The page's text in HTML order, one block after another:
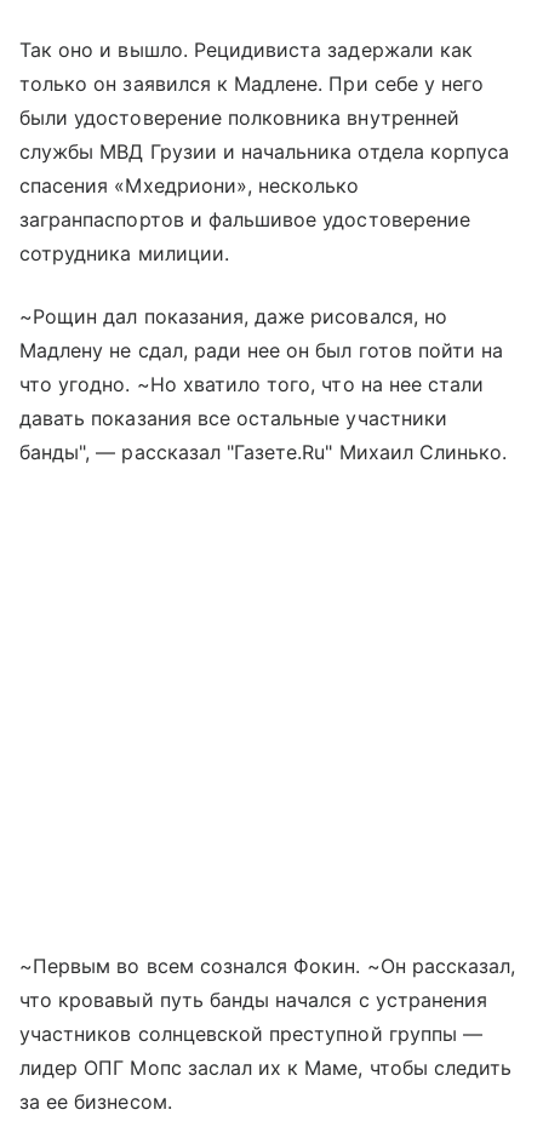
Так оно и вышло. Рецидивиста задержали как
только он заявился к Мадлене. При себе у него
были удостоверение полковника внутренней
службы МВД Грузии и начальника отдела корпуса
спасения «Мхедриони», несколько
загранпаспортов и фальшивое удостоверение
сотрудника милиции.
~Рощин дал показания, даже рисовался, но
Мадлену не сдал, ради нее он был готов пойти на
что угодно. ~Но хватило того, что на нее стали
давать показания все остальные участники
банды", — рассказал "Газете.Ru" Михаил Слинько.
~Первым во всем сознался Фокин. ~Он рассказал,
что кровавый путь банды начался с устранения
участников солнцевской преступной группы —
лидер ОПГ Мопс заслал их к Маме, чтобы следить
за ее бизнесом.